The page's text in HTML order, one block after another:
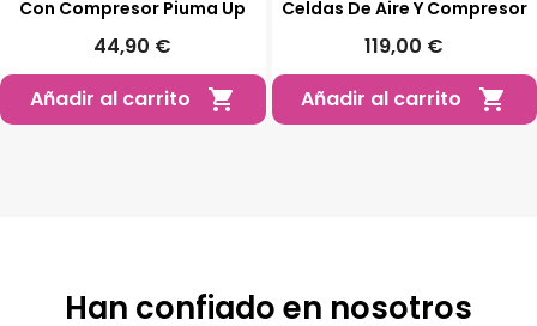
Con Compresor Piuma Up
44,90 €
Añadir al carrito

Celdas De Aire Y Compresor
119,00 €
Añadir al carrito

Han confiado en nosotros